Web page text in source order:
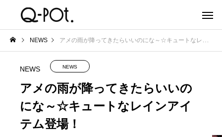
NEWS アメの雨が降ってきたらいいのにな～☆キュートなレインアイテム登場！
NEWS NEWS
アメの雨が降ってきたらいいの
にな～☆キュートなレインアイ
テム登場！